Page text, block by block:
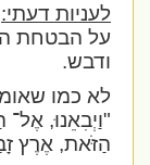
לעניות דעתי:
על הבטחת
ודבש.
לא כמו
"וַיְבִאֵנוּ, אֶל־
הַזֹּאת, אֶרֶץ